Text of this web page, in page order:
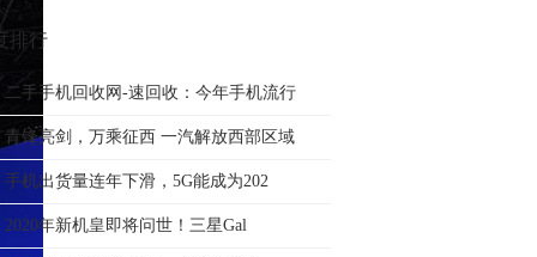
排行
二手手机回收网-速回收：今年手机流行
青锋亮剑，万乘征西 一汽解放西部区域
手机出货量连年下滑，5G能成为202
2020年新机皇即将问世！三星Gal